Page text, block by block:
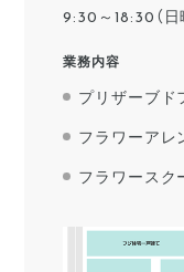
9:30～18:30（日
業務内容
プリザーブド
フラワーアレ
フラワースク